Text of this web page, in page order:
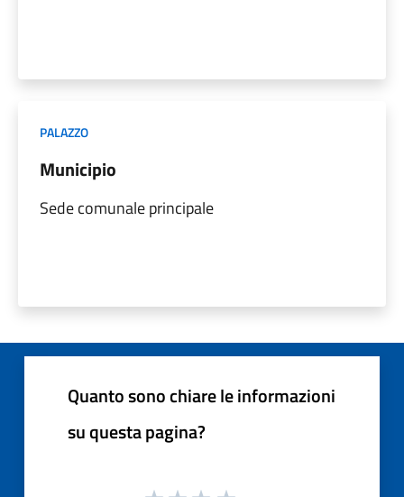
PALAZZO
Municipio
Sede comunale principale
Quanto sono chiare le informazioni
su questa pagina?